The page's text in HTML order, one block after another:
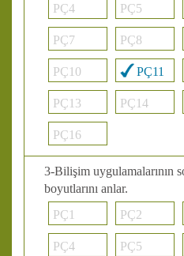
PÇ4 PÇ5
PÇ7 PÇ8
PÇ10 PÇ11
PÇ13 PÇ14
PÇ16
3-Bilişim uygulamalarının
boyutlarını anlar.
PÇ1
PÇ2
PÇ4 PÇ5